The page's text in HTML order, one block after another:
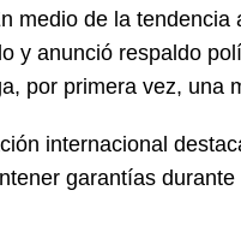
medio de la tendencia
y anunció respaldo
por primera vez, una
internacional
garantías